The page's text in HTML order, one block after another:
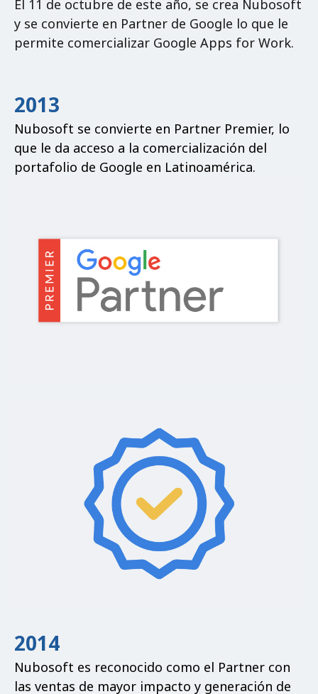
El 11 de octubre de este año, se crea Nubosoft
y se convierte en Partner de Google lo que le
permite comercializar Google Apps for Work.
2013
Nubosoft se convierte en Partner Premier, lo
que le da acceso a la comercialización del
portafolio de Google en Latinoamérica.
2014
Nubosoft es reconocido como el Partner con
las ventas de mayor impacto y generación de